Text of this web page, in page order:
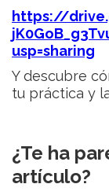
https://
usp=sharing
Y descubre
tu práctica y
¿Te ha
artículo?